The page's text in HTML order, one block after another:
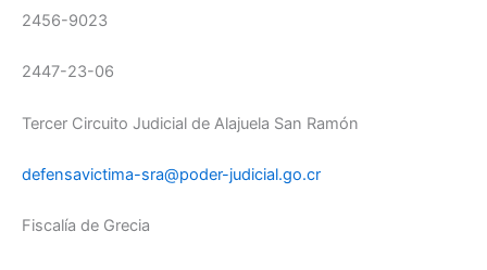
2456-9023
2447-23-06
Tercer Circuito Judicial de Alajuela San Ramón
defensavictima-sra@poder-judicial.go.cr
Fiscalía de Grecia